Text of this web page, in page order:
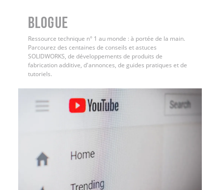
BLOGUE
Ressource technique n° 1 au monde : à portée de la main.
Parcourez des centaines de conseils et astuces
SOLIDWORKS, de développements de produits de
fabrication additive, d'annonces, de guides pratiques et de
tutoriels.